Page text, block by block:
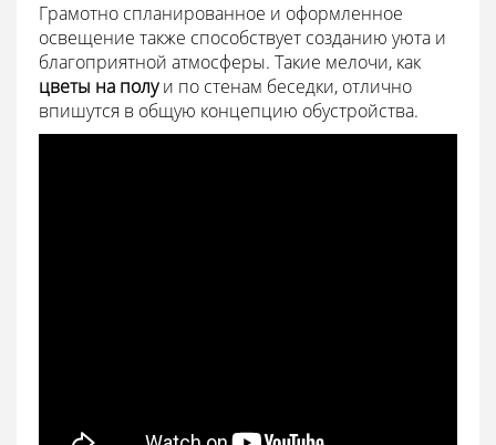
Грамотно спланированное и оформленное
освещение также способствует созданию уюта и
благоприятной атмосферы. Такие мелочи, как
цветы на полуи по стенам беседки, отлично
впишутся в общую концепцию обустройства.